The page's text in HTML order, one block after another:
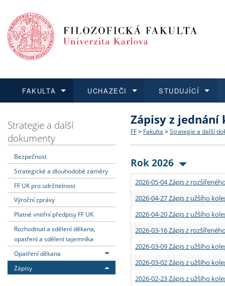
FAKULTA
Dozvědět se více
Struktura a historie
Strategie a další
Podpora a benefity pro
Absolventi fakulty
UCHAZEČI
Podat přihlášku
Co studovat a jak se
Učitelské studijní
Informace k průběhu
STUDUJÍCÍ
Dozvědět se více
Bakalářské a magisterské
Doktorské studium
Rigorózní řízení
Dozvědět se více
O vědě a výzkumu na FF
Akademické kvalifikace
Granty a projekty
Dozvědět se více
Aktuální nabídky a
Vyjíždějící studenti
Přijíždějící studenti
Vyjíždějící zaměstnanci
Strategie a další
dokumenty
Bezpečnost
Strategické a dlouhodobé záměry
FF UK pro udržitelnost
Výroční zprávy
Platné vnitřní předpisy FF UK
Rozhodnutí a sdělení děkana,
opatření a sdělení tajemníka
Opatření děkana
Zápisy
Zápisy z jednání
FF > Fakulta > Strategie a další
Rok 2026
2026-05-04 Zápis z
2026-04-27 Zápis z užšího
2026-04-20 Zápis z užšího
2026-03-16 Zápis z
2026-03-09 Zápis z užšího
2026-03-02 Zápis z užšího
2026-02-23 Zápis z užšího